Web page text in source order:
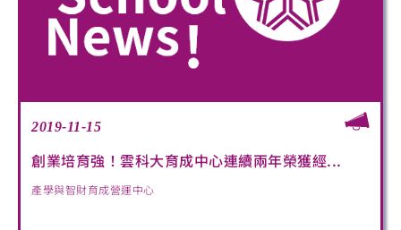
2019-11-15
創業培育強！雲科大育成中心連續兩年榮獲經...
產學與智財育成營運中心